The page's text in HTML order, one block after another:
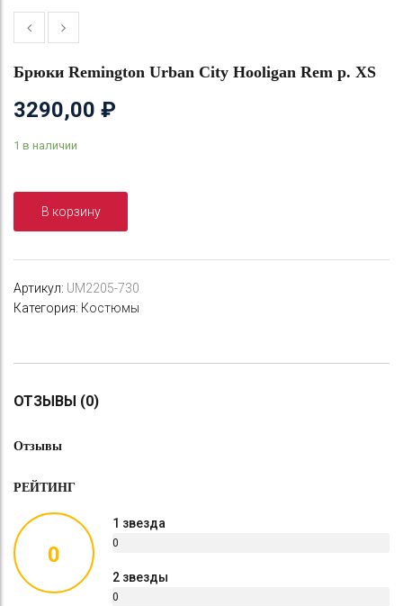
Брюки Remington Urban City Hooligan Rem р. XS
3290,00 ₽
1 в наличии
В корзину
Артикул: UM2205-730
Категория: Костюмы
ОТЗЫВЫ (0)
Отзывы
РЕЙТИНГ
0
1 звезда
0
2 звезды
0